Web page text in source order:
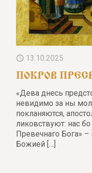
13.10.2025
ПОКРОВ
«Дева днесь
невидимо за ны
покланяются,
ликовствуют: нас
Превечнаго Бога» –
Божией […]